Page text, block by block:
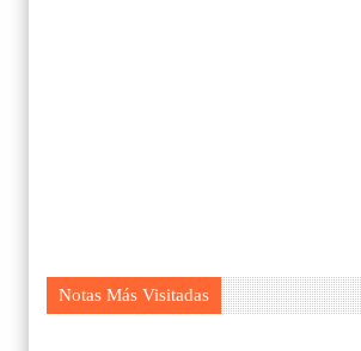
Notas Más Visitadas